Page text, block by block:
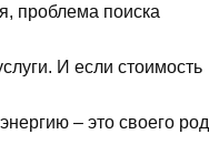
проблема поиска
И если стоимость
– это своего